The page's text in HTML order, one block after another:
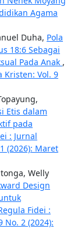
Agama
Duha, Pola
18:6 Sebagai
Pada Anak ,
Kristen: Vol. 9
Etis dalam
pada
: Jurnal
(2026): Maret
Welly
Design
Fidei :
No. 2 (2024):